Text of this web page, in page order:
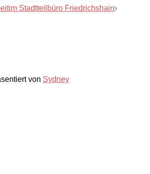
Stadtteilbüro Friedrichshain
von Sydney